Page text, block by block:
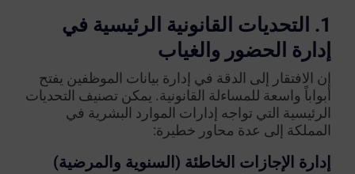
1. التحديات القانونية الرئيسية في
إدارة الحضور والغياب
إن الافتقار إلى الدقة في إدارة بيانات الموظفين يفتح
أبواباً واسعة للمساءلة القانونية. يمكن تصنيف التحديات
الرئيسية التي تواجه إدارات الموارد البشرية في
المملكة إلى عدة محاور خطيرة:
إدارة الإجازات الخاطئة (السنوية والمرضية)